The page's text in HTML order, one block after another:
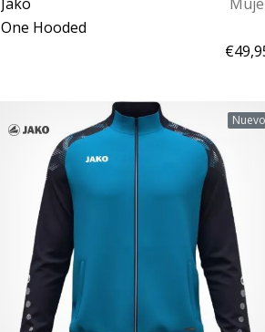
One Hooded
M L Nuevo